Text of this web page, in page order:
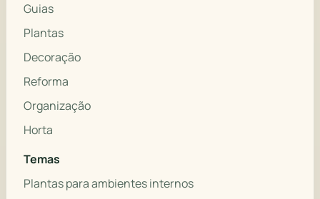
Guias
Plantas
Decoração
Reforma
Organização
Horta
Temas
Plantas para ambientes internos